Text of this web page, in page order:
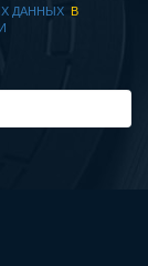
ДАННЫХ В